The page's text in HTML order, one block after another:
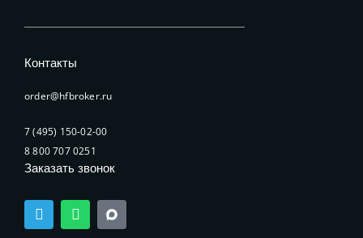
Контакты
order@hfbroker.ru
7 (495) 150-02-00
8 800 707 0251
Заказать звонок
T
e
W
h